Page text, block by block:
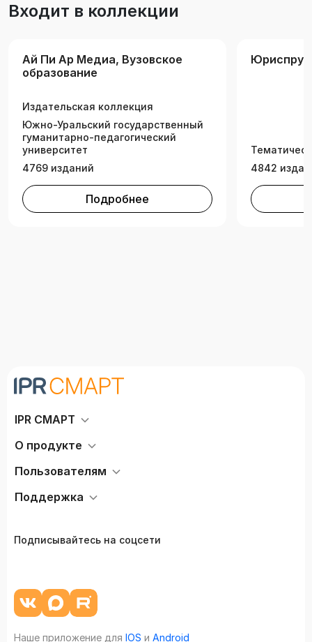
Входит в коллекции
Ай Пи Ар Медиа, Вузовское
образование
Издательская коллекция
Южно-Уральский государственный
гуманитарно-педагогический
университет
4769 изданий
Подробнее
4842
IPR СМАРТ
О продукте
Пользователям
Поддержка
Подписывайтесь на соцсети
Наше приложение для IOS и Android